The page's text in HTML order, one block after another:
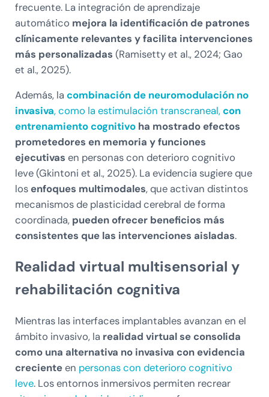
frecuente. La integración de aprendizaje
automático mejora la identificación de patrones
clínicamente relevantes y facilita intervenciones
más personalizadas (Ramisetty et al., 2024; Gao
et al., 2025).
Además, la combinación de neuromodulación no
invasiva, como la estimulación transcraneal,con
entrenamiento cognitivoha mostrado efectos
prometedores en memoria y funciones
ejecutivas en personas con deterioro cognitivo
leve (Gkintoni et al., 2025). La evidencia sugiere que
los enfoques multimodales, que activan distintos
mecanismos de plasticidad cerebral de forma
coordinada, pueden ofrecer beneficios más
consistentes que las intervenciones aisladas.
Realidad virtual multisensorial y
rehabilitación cognitiva
Mientras las interfaces implantables avanzan en el
ámbito invasivo, la realidad virtual se consolida
como una alternativa no invasiva con evidencia
crecienteen personas con deterioro cognitivo
leve. Los entornos inmersivos permiten recrear